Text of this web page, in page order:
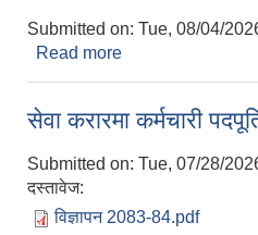
Submitted on: Tue, 08/04/
Read more
सेवा करारमा कर्मचारी
Submitted on: Tue, 07/28/
दस्तावेज:
विज्ञापन 2083-84.pdf